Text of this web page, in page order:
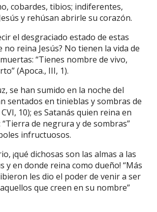
cobardes, tibios; indiferentes,
y rehúsan abrirle su corazón.
el desgraciado estado de estas
no reina Jesús? No tienen la vida de
“Tienes nombre de vivo,
(Apoca., III, 1).
se han sumido en la noche del
sentados en tinieblas y sombras de
10); es Satanás quien reina en
“Tierra de negrura y de sombras”
infructuosos.
¡qué dichosas son las almas a las
y en donde reina como dueño! “Más
les dio el poder de venir a ser
que creen en su nombre”